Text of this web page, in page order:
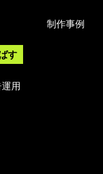
す
用
制作事例